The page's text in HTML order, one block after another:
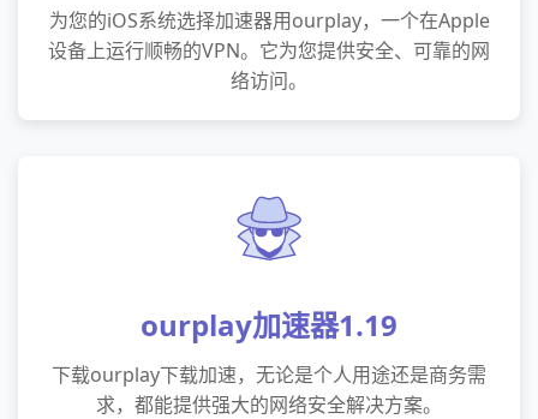
为您的iOS系统选择加速器用ourplay，一个在Apple
设备上运行顺畅的VPN。它为您提供安全、可靠的网
络访问。
ourplay加速器1.19
下载ourplay下载加速，无论是个人用途还是商务需
求，都能提供强大的网络安全解决方案。